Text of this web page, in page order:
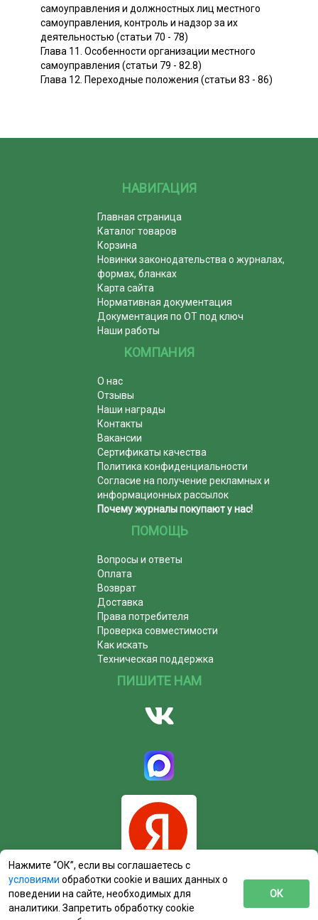
самоуправления и должностных лиц местного
самоуправления, контроль и надзор за их
деятельностью (статьи 70 - 78)
Глава 11. Особенности организации местного
самоуправления (статьи 79 - 82.8)
Глава 12. Переходные положения (статьи 83 - 86)
НАВИГАЦИЯ
Главная страница
Каталог товаров
Корзина
Новинки законодательства о журналах,
формах, бланках
Карта сайта
Нормативная документация
Документация по ОТ под ключ
Наши работы
КОМПАНИЯ
О нас
Отзывы
Наши награды
Контакты
Вакансии
Сертификаты качества
Политика конфиденциальности
Согласие на получение рекламных и
информационных рассылок
Почему журналы покупают у нас!
ПОМОЩЬ
Вопросы и ответы
Оплата
Возврат
Доставка
Права потребителя
Проверка совместимости
Как искать
Техническая поддержка
ПИШИТЕ НАМ
Нажмите “ОК”, если вы соглашаетесь с
условиями обработки cookie и ваших данных о
поведении на сайте, необходимых для
аналитики. Запретить обработку cookie
ОК